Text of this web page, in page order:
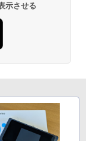
示させる